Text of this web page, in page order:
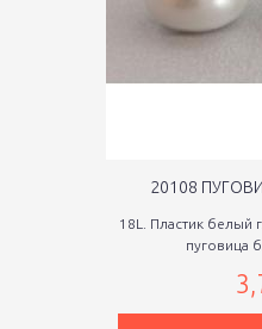
20108
18L. Пластик белый
пуговица